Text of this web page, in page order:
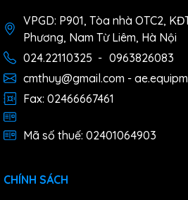
VPGD: P901, Tòa nhà OTC2,
Phương, Nam Từ Liêm, Hà Nội
024.22110325 - 0963826083
cmthuy@gmail.com -
Fax: 02466667461
Mã số thuế: 02401064903
CHÍNH SÁCH